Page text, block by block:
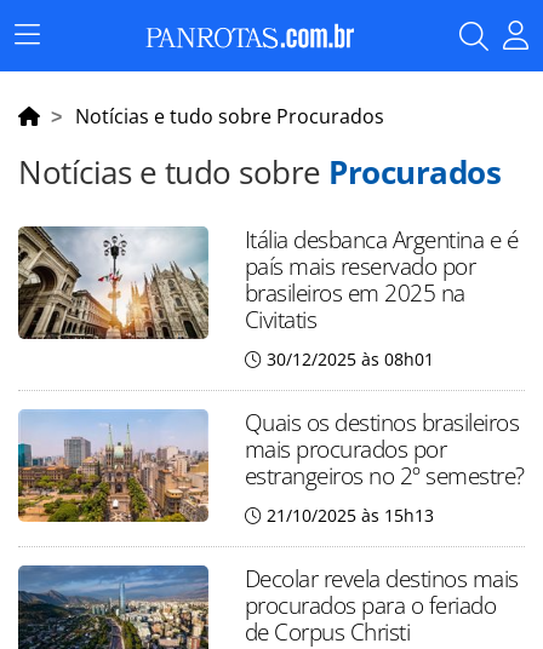
Menu
Principal
Notícias e tudo sobre Procurados
Notícias e tudo sobre Procurados
Itália desbanca Argentina e é
país mais reservado por
brasileiros em 2025 na
Civitatis
30/12/2025 às 08h01
Quais os destinos brasileiros
mais procurados por
estrangeiros no 2º semestre?
21/10/2025 às 15h13
Decolar revela destinos mais
procurados para o feriado
de Corpus Christi